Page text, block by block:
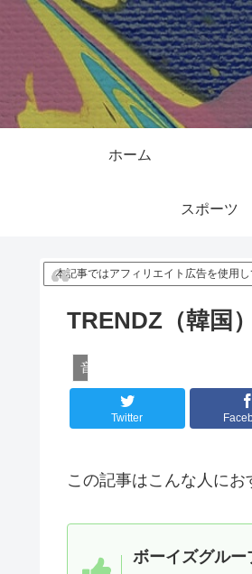
ホーム
スポーツ
本記事ではアフィリエイト広告を使用
TRENDZ（韓国
音楽
Twitter
この記事はこんな人にお
ボーイズグル